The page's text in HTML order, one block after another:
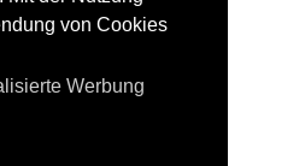
von Cookies
Werbung